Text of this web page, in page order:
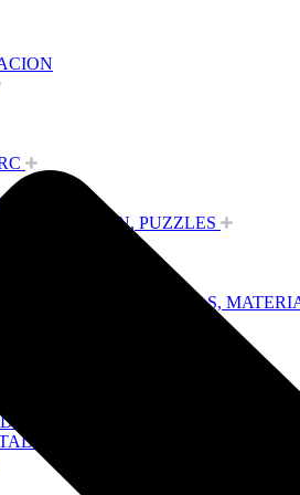
PUZZLES
3D
PINTURAS,
Y COLECCIÓN
ELECTRÓNICOS